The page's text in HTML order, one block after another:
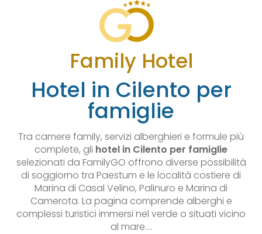
Family Hotel
Hotel in Cilento per
famiglie
Tra camere family, servizi alberghieri e formule più
complete, gli hotel in Cilento per famiglie
selezionati da FamilyGO offrono diverse possibilità
di soggiorno tra Paestum e le località costiere di
Marina di Casal Velino, Palinuro e Marina di
Camerota. La pagina comprende alberghi e
complessi turistici immersi nel verde o situati vicino
al mare.…